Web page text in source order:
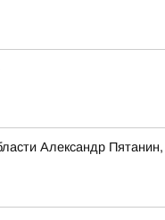
Александр